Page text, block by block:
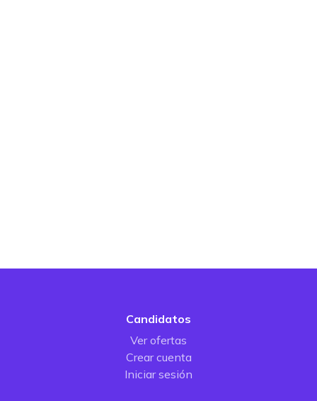
Candidatos
Ver ofertas
Crear cuenta
Iniciar sesión